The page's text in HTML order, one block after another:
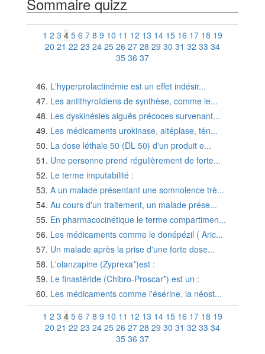
1 2 3 4 5 6 7 8 9 10 11 12 13 14 15 16 17 18 19
20 21 22 23 24 25 26 27 28 29 30 31 32 33 34
35 36 37
L'hyperprolactinémie est un effet indésir...
Les antithyroïdiens de synthèse, comme le...
Les dyskinésies aiguës précoces survenant...
Les médicaments urokinase, altéplase, tén...
La dose léthale 50 (DL 50) d'un produit e...
Une personne prend régulièrement de forte...
Le terme imputabilité :
A un malade présentant une somnolence trè...
Au cours d'un traitement, un malade prése...
En pharmacocinétique le terme compartimen...
Les médicaments comme le donépézil ( Aric...
Un malade après la prise d'une forte dose...
L'olanzapine (Zyprexa*)est :
Le finastéride (Chibro-Proscar*) est un :
Les médicaments comme l'ésérine, la néost...
1 2 3 4 5 6 7 8 9 10 11 12 13 14 15 16 17 18 19
20 21 22 23 24 25 26 27 28 29 30 31 32 33 34
35 36 37